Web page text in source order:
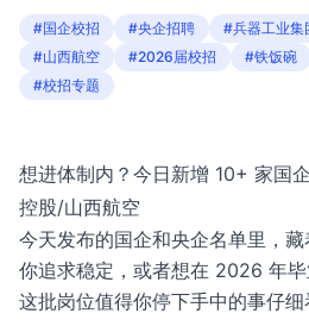
#国企校招 #央企招聘 #兵器工业集
#山西航空
#2026届校招 #铁饭碗
#校招专题
想进体制内？今日新增 10+ 家国
控股/山西航空
今天发布的国企和央企名单里，
你追求稳定，或者想在 2026 年毕
这批岗位值得你停下手中的事仔细